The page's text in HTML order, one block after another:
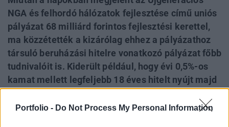
Portfolio - Do Not Process My Personal Information
NGA és felhordó hálózatok fejlesztése című uniós
pályázat 68 milliárd forintos fejlesztési kerettel,
ma közzétették a kizárólag ehhez a pályázathoz
társuló beruházási hitelre vonatkozó pályázat főbb
tudnivalóit is. Kiderült például, hogy évi 0,5%-os
kamat mellett legfeljebb 18 éves hitelt nyújt majd
hálózat fejlesztéséhez. A vissza nem térítendő